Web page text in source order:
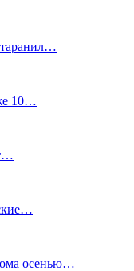
10…
осенью…